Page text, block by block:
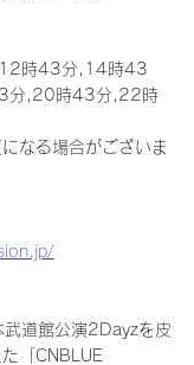
時43分,14時43
分,20時43分,22時
なる場合がございま
道館公演2Dayzを皮
「CNBLUE